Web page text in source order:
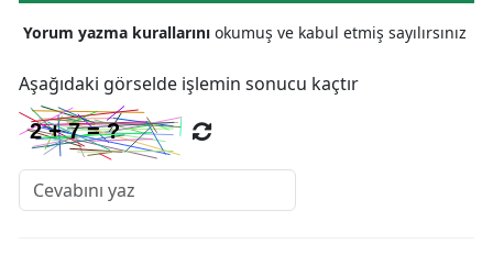
Yorum yazma kurallarını okumuş ve kabul etmiş sayılırsınız
Aşağıdaki görselde işlemin sonucu kaçtır